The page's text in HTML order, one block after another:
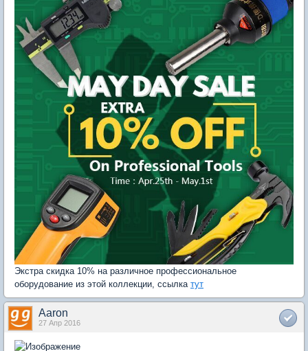
Экстра скидка 10% на различное профессиональное
оборудование из этой коллекции, ссылка тут
Aaron
27 Апр 2016